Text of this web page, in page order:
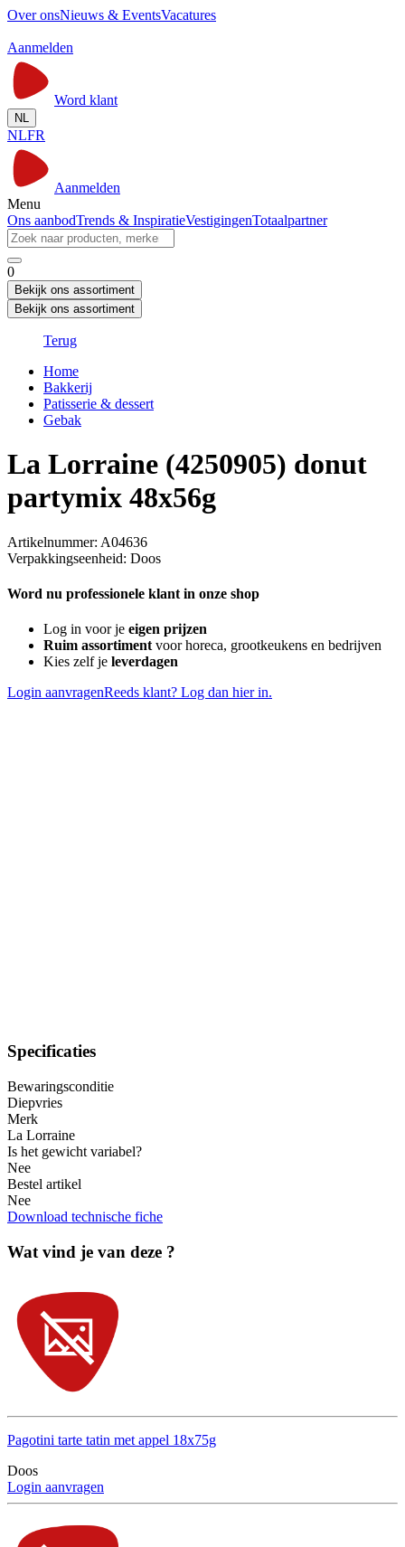
Over onsNieuws & EventsVacatures
Aanmelden
Word klant
NL
NLFR
Aanmelden
Menu
Ons aanbodTrends & InspiratieVestigingenTotaalpartner
0
Bekijk ons assortiment
Bekijk ons assortiment
Terug
Home
Bakkerij
Patisserie & dessert
Gebak
La Lorraine (4250905) donut
partymix 48x56g
Artikelnummer: A04636
Verpakkingseenheid: Doos
Word nu professionele klant in onze shop
Log in voor je eigen prijzen
Ruim assortimentvoor horeca, grootkeukens en bedrijven
Kies zelf je leverdagen
Login aanvragenReeds klant? Log dan hier in.
Specificaties
Bewaringsconditie
Diepvries
Merk
La Lorraine
Is het gewicht variabel?
Nee
Bestel artikel
Nee
Download technische fiche
Wat vind je van deze ?
Pagotini tarte tatin met appel 18x75g
Doos
Login aanvragen